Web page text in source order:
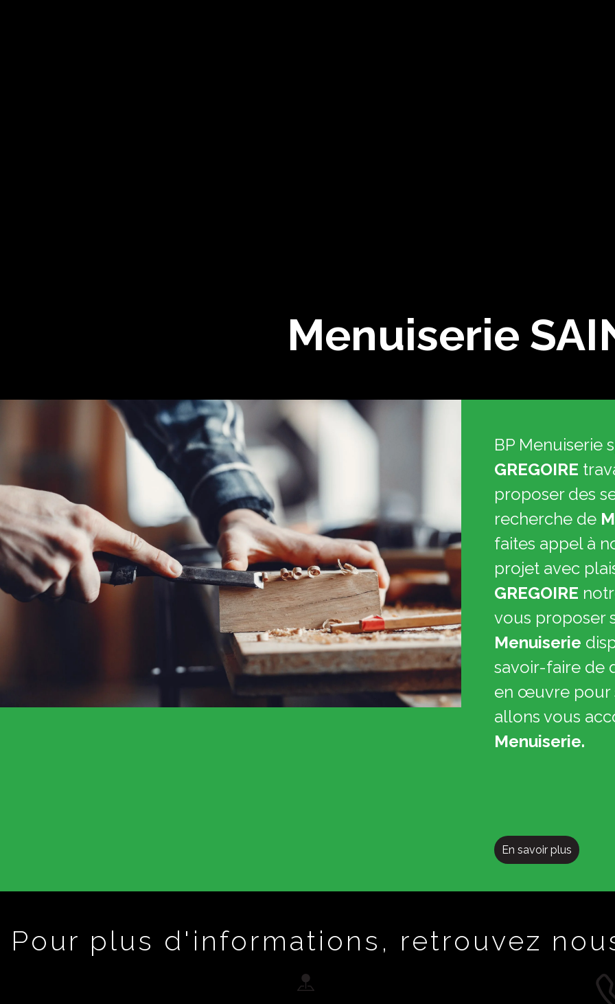
Menuiserie
BP Menuiserie
GREGOIRE
proposer des
recherche de
faites appel à
projet avec
GREGOIRE
vous proposer
Menuiserie
savoir-faire de
en œuvre pour
allons vous
Menuiserie.
En savoir plus
Pour plus d'informations, retrouvez